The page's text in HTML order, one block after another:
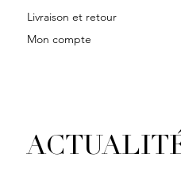
Livraison et retour
Mon compte